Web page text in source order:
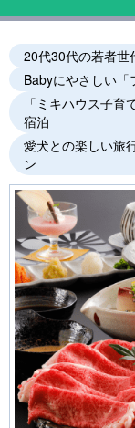
20代30代の若者世
Babyにやさしい
「ミキハウス子
宿泊
愛犬との楽しい旅
ン